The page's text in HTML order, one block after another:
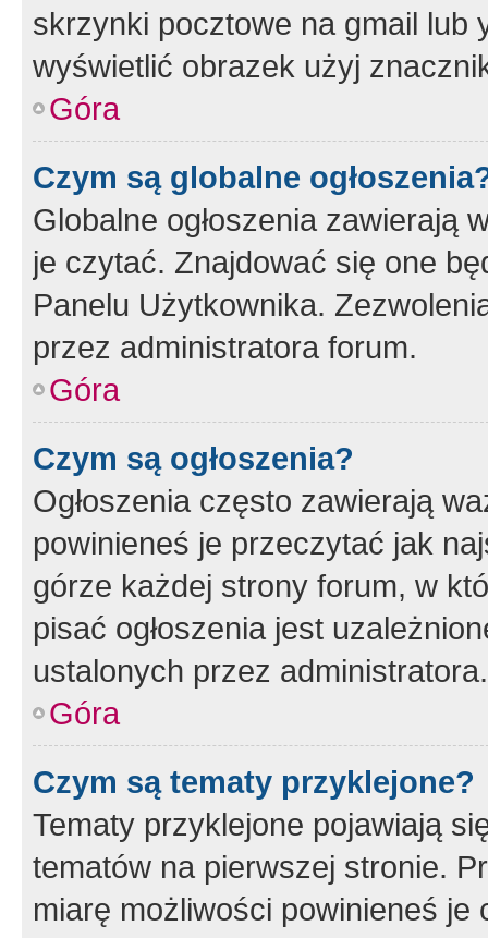
skrzynki pocztowe na gmail lub
wyświetlić obrazek użyj
Góra
Czym są globalne
Globalne ogłoszenia zawierają
je czytać. Znajdować się one
Panelu Użytkownika.
przez administratora forum.
Góra
Czym są ogłoszenia?
Ogłoszenia często zawierają
powinieneś je przeczytać jak
górze każdej strony forum, w
pisać ogłoszenia jest
ustalonych przez administratora.
Góra
Czym są tematy przyklejone?
Tematy przyklejone pojawiają
tematów na pierwszej stronie.
miarę możliwości powinieneś je